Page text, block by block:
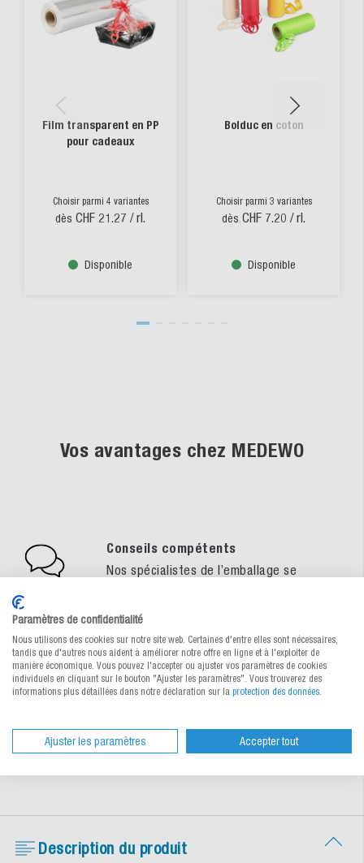
Film transparent en PP
pour cadeaux
Choisir parmi 4 variantes
dès CHF 21.27 / rl.
Disponible
Bolduc en coton
Choisir parmi 3 variantes
dès CHF 7.20 / rl.
Disponible
Vos avantages chez MEDEWO
Conseils compétents
Nos spécialistes de l’emballage se
Echantillons gratuits
Comment faire un choix d'emballage sûr
Vaste assortiment en stock – livré en 24h
ou à la date souhaitée
Description du produit
Paramètres de confidentialité
Nous utilisons des cookies sur notre site web. Certaines d'entre elles sont nécessaires,
tandis que d'autres nous aident à améliorer notre offre en ligne et à l'exploiter de
manière économique. Vous pouvez l'accepter ou ajuster vos paramètres de cookies
individuels en cliquant sur le bouton "Ajuster les paramètres". Vous trouverez des
informations plus détaillées dans notre déclaration sur la protection des données
Ajuster les paramètres Accepter tout